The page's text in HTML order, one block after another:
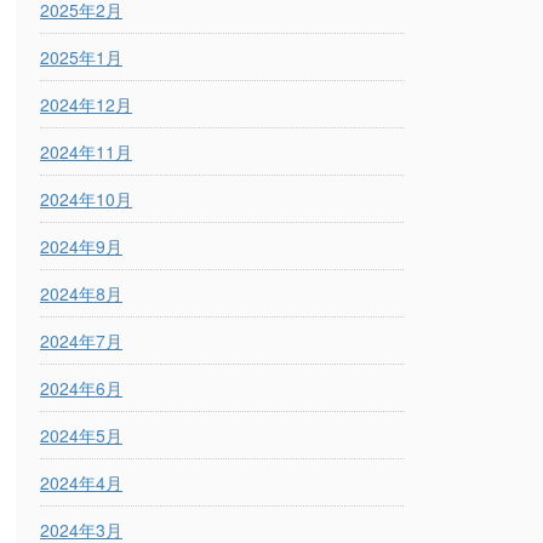
2025年2月
2025年1月
2024年12月
2024年11月
2024年10月
2024年9月
2024年8月
2024年7月
2024年6月
2024年5月
2024年4月
2024年3月